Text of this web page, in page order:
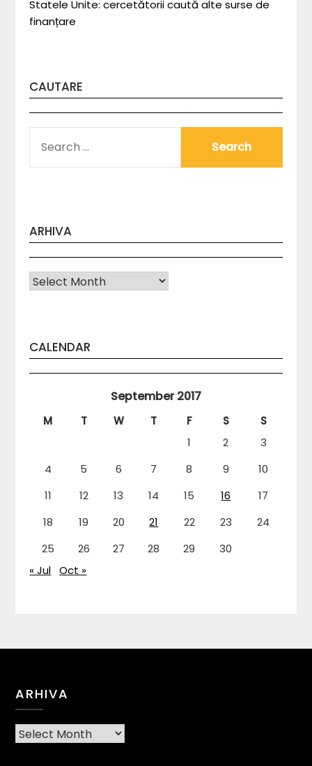
Statele Unite: cercetătorii caută alte surse de
finanțare
CAUTARE
FOR:
ARHIVA
Arhiva
CALENDAR
September 2017
M T W T F S
S
1
2
3
4
5 6 7 8 9
10
11
12 13 14 15 16
17
18
19 20 21 22 23
24
25
26 27 28 29
30
« Jul Oct »
ARHIVA
Arhiva